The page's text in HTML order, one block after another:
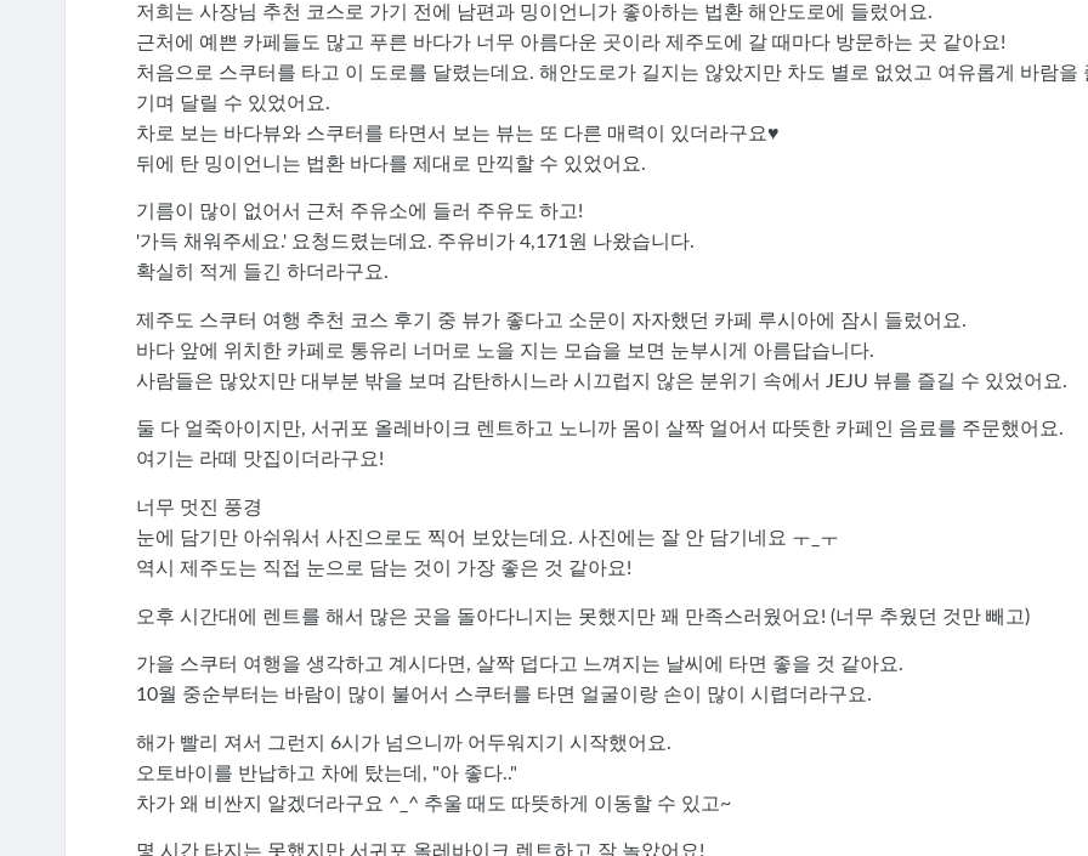
저희는 사장님 추천 코스로 가기 전에 남편과 밍이언니가 좋아하는 법환 해안도로에 들렀어요.
근처에 예쁜 카페들도 많고 푸른 바다가 너무 아름다운 곳이라 제주도에 갈 때마다 방문하는 곳 같아요!
처음으로 스쿠터를 타고 이 도로를 달렸는데요. 해안도로가 길지는 않았지만 차도 별로 없었고 여유롭게 바람을
기며 달릴 수 있었어요.
차로 보는 바다뷰와 스쿠터를 타면서 보는 뷰는 또 다른 매력이 있더라구요♥
뒤에 탄 밍이언니는 법환 바다를 제대로 만끽할 수 있었어요.
기름이 많이 없어서 근처 주유소에 들러 주유도 하고!
'가득 채워주세요.' 요청드렸는데요. 주유비가 4,171원 나왔습니다.
확실히 적게 들긴 하더라구요.
제주도 스쿠터 여행 추천 코스 후기 중 뷰가 좋다고 소문이 자자했던 카페 루시아에 잠시 들렀어요.
바다 앞에 위치한 카페로 통유리 너머로 노을 지는 모습을 보면 눈부시게 아름답습니다.
사람들은 많았지만 대부분 밖을 보며 감탄하시느라 시끄럽지 않은 분위기 속에서 JEJU 뷰를 즐길 수 있었어요.
둘 다 얼죽아이지만, 서귀포 올레바이크 렌트하고 노니까 몸이 살짝 얼어서 따뜻한 카페인 음료를 주문했어요.
여기는 라떼 맛집이더라구요!
너무 멋진 풍경
눈에 담기만 아쉬워서 사진으로도 찍어 보았는데요. 사진에는 잘 안 담기네요 ㅜ_ㅜ
역시 제주도는 직접 눈으로 담는 것이 가장 좋은 것 같아요!
오후 시간대에 렌트를 해서 많은 곳을 돌아다니지는 못했지만 꽤 만족스러웠어요! (너무 추웠던 것만 빼고)
가을 스쿠터 여행을 생각하고 계시다면, 살짝 덥다고 느껴지는 날씨에 타면 좋을 것 같아요.
10월 중순부터는 바람이 많이 불어서 스쿠터를 타면 얼굴이랑 손이 많이 시렵더라구요.
해가 빨리 져서 그런지 6시가 넘으니까 어두워지기 시작했어요.
오토바이를 반납하고 차에 탔는데, "아 좋다.."
차가 왜 비싼지 알겠더라구요 ^_^ 추울 때도 따뜻하게 이동할 수 있고~
몇 시간 타지는 못했지만 서귀포 올레바이크 렌트하고 잘 놀았어요!